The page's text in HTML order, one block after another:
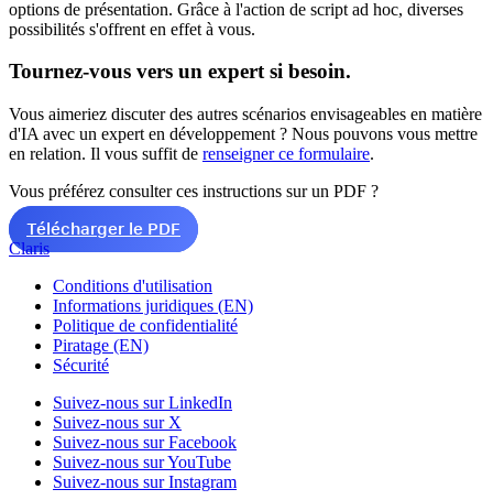
options de présentation. Grâce à l'action de script ad hoc, diverses
possibilités s'offrent en effet à vous.
Tournez-vous vers un expert si besoin.
Vous aimeriez discuter des autres scénarios envisageables en matière
d'IA avec un expert en développement ? Nous pouvons vous mettre
en relation. Il vous suffit de renseigner ce formulaire.
Vous préférez consulter ces instructions sur un PDF ?
Télécharger le PDF
Claris
Conditions d'utilisation
Informations juridiques (EN)
Politique de confidentialité
Piratage (EN)
Sécurité
Suivez-nous sur LinkedIn
Suivez-nous sur X
Suivez-nous sur Facebook
Suivez-nous sur YouTube
Suivez-nous sur Instagram